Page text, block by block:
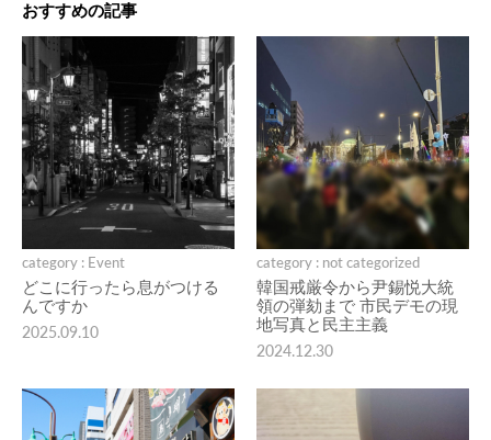
おすすめの記事
category : Event
どこに行ったら息がつける
んですか
2025.09.10
category : not categorized
韓国戒厳令から尹錫悦大統
領の弾劾まで 市民デモの現
地写真と民主主義
2024.12.30